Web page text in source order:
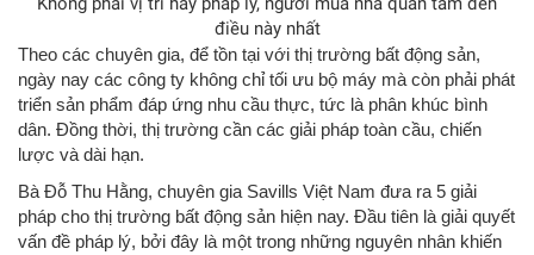
điều này nhất
Theo các chuyên gia, để tồn tại với thị trường bất động sản,
ngày nay các công ty không chỉ tối ưu bộ máy mà còn phải phát
triển sản phẩm đáp ứng nhu cầu thực, tức là phân khúc bình
dân. Đồng thời, thị trường cần các giải pháp toàn cầu, chiến
lược và dài hạn.
Bà Đỗ Thu Hằng, chuyên gia Savills Việt Nam đưa ra 5 giải
pháp cho thị trường bất động sản hiện nay. Đầu tiên là giải quyết
vấn đề pháp lý, bởi đây là một trong những nguyên nhân khiến